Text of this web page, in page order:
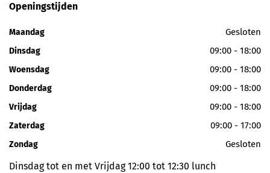
Openingstijden
Maandag Gesloten
Dinsdag 09:00 - 18:00
Woensdag 09:00 - 18:00
Donderdag 09:00 - 18:00
Vrijdag 09:00 - 18:00
Zaterdag 09:00 - 17:00
Zondag Gesloten
Dinsdag tot en met Vrijdag 12:00 tot 12:30 lunch